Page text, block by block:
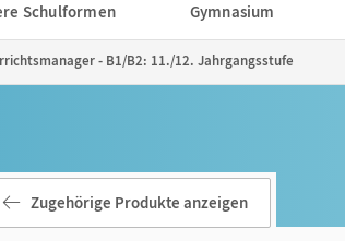
Schulformen Gymnasium
- B1/B2: 11./12. Jahrgangsstufe
Zugehörige Produkte anzeigen